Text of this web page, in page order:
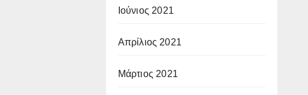
Ιούνιος 2021
Απρίλιος 2021
Μάρτιος 2021